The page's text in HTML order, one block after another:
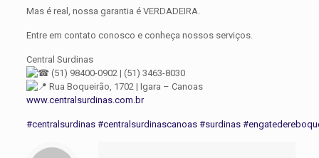
Mas é real, nossa garantia é VERDADEIRA.
Entre em contato conosco e conheça nossos serviços.
Central Surdinas
(51) 98400-0902 | (51) 3463-8030
Rua Boqueirão, 1702 | Igara – Canoas
www.centralsurdinas.com.br
#centralsurdinas #centralsurdinascanoas #surdinas